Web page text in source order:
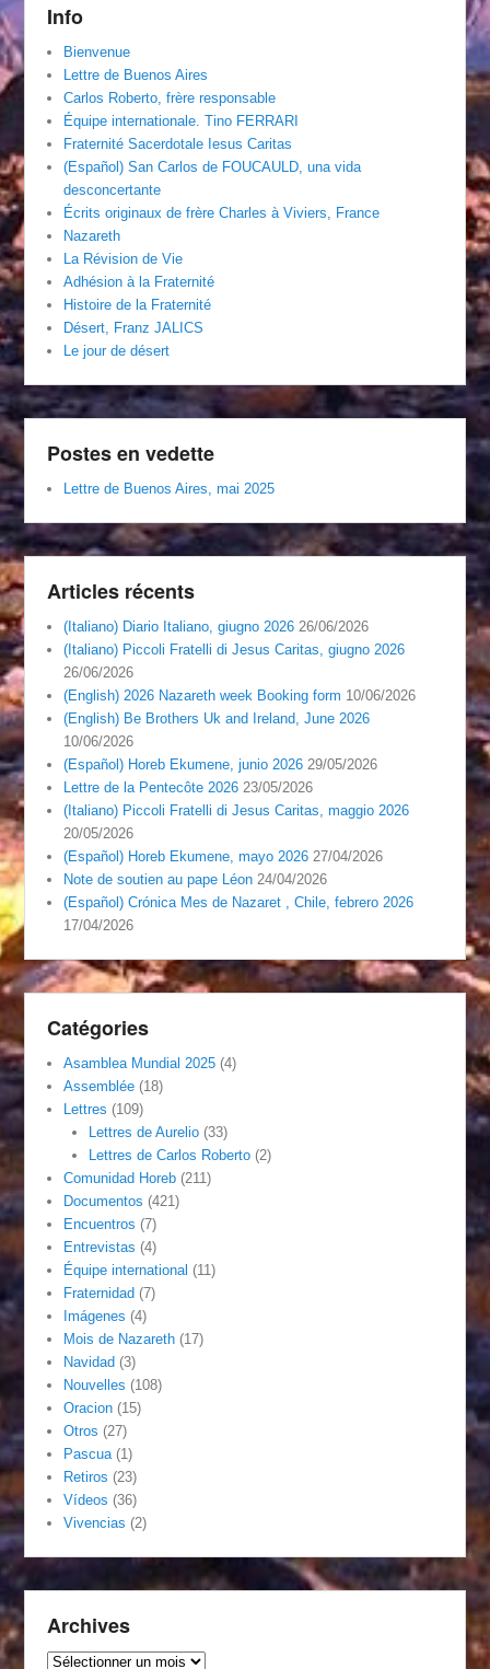
Info
Bienvenue
Lettre de Buenos Aires
Carlos Roberto, frère responsable
Équipe internationale. Tino FERRARI
Fraternité Sacerdotale Iesus Caritas
(Español) San Carlos de FOUCAULD, una vida
desconcertante
Écrits originaux de frère Charles à Viviers, France
Nazareth
La Révision de Vie
Adhésion à la Fraternité
Histoire de la Fraternité
Désert, Franz JALICS
Le jour de désert
Postes en vedette
Lettre de Buenos Aires, mai 2025
Articles récents
(Italiano) Diario Italiano, giugno 2026 26/06/2026
(Italiano) Piccoli Fratelli di Jesus Caritas, giugno 2026
26/06/2026
(English) 2026 Nazareth week Booking form 10/06/2026
(English) Be Brothers Uk and Ireland, June 2026
10/06/2026
(Español) Horeb Ekumene, junio 2026 29/05/2026
Lettre de la Pentecôte 2026 23/05/2026
(Italiano) Piccoli Fratelli di Jesus Caritas, maggio 2026
20/05/2026
(Español) Horeb Ekumene, mayo 2026 27/04/2026
Note de soutien au pape Léon 24/04/2026
(Español) Crónica Mes de Nazaret , Chile, febrero 2026
17/04/2026
Catégories
Asamblea Mundial 2025 (4)
Assemblée (18)
Lettres (109)
Lettres de Aurelio(33)
Lettres de Carlos Roberto(2)
Comunidad Horeb (211)
Documentos (421)
Encuentros (7)
Entrevistas (4)
Équipe international (11)
Fraternidad (7)
Imágenes (4)
Mois de Nazareth (17)
Navidad (3)
Nouvelles (108)
Oracion (15)
Otros (27)
Pascua (1)
Retiros (23)
Vídeos (36)
Vivencias (2)
Archives
Archives